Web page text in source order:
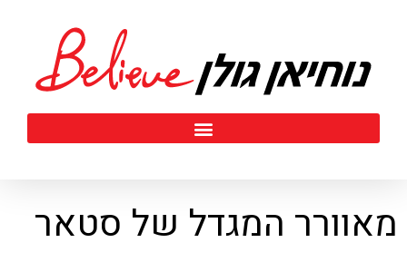
מאוורר המגדל של סטאר